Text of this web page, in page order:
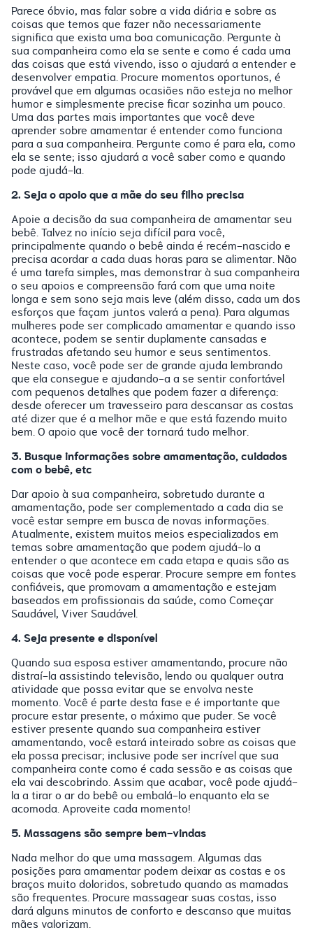
Parece óbvio, mas falar sobre a vida diária e sobre as
coisas que temos que fazer não necessariamente
significa que exista uma boa comunicação. Pergunte à
sua companheira como ela se sente e como é cada uma
das coisas que está vivendo, isso o ajudará a entender e
desenvolver empatia. Procure momentos oportunos, é
provável que em algumas ocasiões não esteja no melhor
humor e simplesmente precise ficar sozinha um pouco.
Uma das partes mais importantes que você deve
aprender sobre amamentar é entender como funciona
para a sua companheira. Pergunte como é para ela, como
ela se sente; isso ajudará a você saber como e quando
pode ajudá-la.
2. Seja o apoio que a mãe do seu filho precisa
Apoie a decisão da sua companheira de amamentar seu
bebê. Talvez no início seja difícil para você,
principalmente quando o bebê ainda é recém-nascido e
precisa acordar a cada duas horas para se alimentar. Não
é uma tarefa simples, mas demonstrar à sua companheira
o seu apoios e compreensão fará com que uma noite
longa e sem sono seja mais leve (além disso, cada um dos
esforços que façam juntos valerá a pena). Para algumas
mulheres pode ser complicado amamentar e quando isso
acontece, podem se sentir duplamente cansadas e
frustradas afetando seu humor e seus sentimentos.
Neste caso, você pode ser de grande ajuda lembrando
que ela consegue e ajudando-a a se sentir confortável
com pequenos detalhes que podem fazer a diferença:
desde oferecer um travesseiro para descansar as costas
até dizer que é a melhor mãe e que está fazendo muito
bem. O apoio que você der tornará tudo melhor.
3. Busque informações sobre amamentação, cuidados
com o bebê, etc
Dar apoio à sua companheira, sobretudo durante a
amamentação, pode ser complementado a cada dia se
você estar sempre em busca de novas informações.
Atualmente, existem muitos meios especializados em
temas sobre amamentação que podem ajudá-lo a
entender o que acontece em cada etapa e quais são as
coisas que você pode esperar. Procure sempre em fontes
confiáveis, que promovam a amamentação e estejam
baseados em profissionais da saúde, como Começar
Saudável, Viver Saudável.
4. Seja presente e disponível
Quando sua esposa estiver amamentando, procure não
distraí-la assistindo televisão, lendo ou qualquer outra
atividade que possa evitar que se envolva neste
momento. Você é parte desta fase e é importante que
procure estar presente, o máximo que puder. Se você
estiver presente quando sua companheira estiver
amamentando, você estará inteirado sobre as coisas que
ela possa precisar; inclusive pode ser incrível que sua
companheira conte como é cada sessão e as coisas que
ela vai descobrindo. Assim que acabar, você pode ajudá-
la a tirar o ar do bebê ou embalá-lo enquanto ela se
acomoda. Aproveite cada momento!
5. Massagens são sempre bem-vindas
Nada melhor do que uma massagem. Algumas das
posições para amamentar podem deixar as costas e os
braços muito doloridos, sobretudo quando as mamadas
são frequentes. Procure massagear suas costas, isso
dará alguns minutos de conforto e descanso que muitas
mães valorizam.